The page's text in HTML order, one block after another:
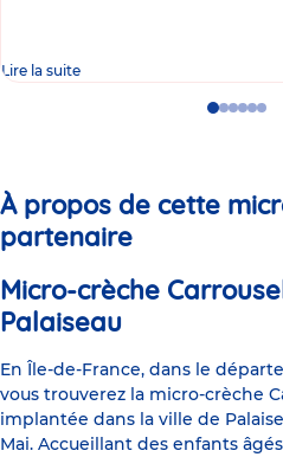
Lire la suite
GoGoGoGo
GoGo
À propos de cette
partenaire
Micro-crèche
Palaiseau
En Île-de-France, dans le
vous trouverez la micro-crèche
implantée dans la ville de
Mai. Accueillant des enfants